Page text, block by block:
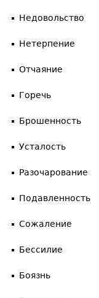
Недовольство
Нетерпение
Отчаяние
Горечь
Брошенность
Усталость
Разочарование
Подавленность
Сожаление
Бессилие
Боязнь